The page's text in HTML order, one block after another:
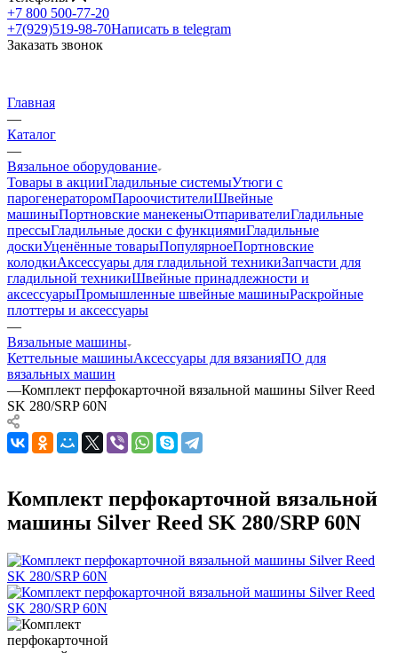
+7 800 500-77-20
+7(929)519-98-70Написать в telegram
Заказать звонок
Главная
—
Каталог
—
Вязальное оборудование
Товары в акцииГладильные системыУтюги с
парогенераторомПароочистителиШвейные
машиныПортновские манекеныОтпаривателиГладильные
прессыГладильные доски с функциямиГладильные
доскиУценённые товарыПопулярноеПортновские
колодкиАксессуары для гладильной техникиЗапчасти для
гладильной техникиШвейные принадлежности и
аксессуарыПромышленные швейные машиныРаскройные
плоттеры и аксессуары
—
Вязальные машины
Кеттельные машиныАксессуары для вязанияПО для
вязальных машин
—Комплект перфокарточной вязальной машины Silver Reed
SK 280/SRP 60N
Комплект перфокарточной вязальной
машины Silver Reed SK 280/SRP 60N